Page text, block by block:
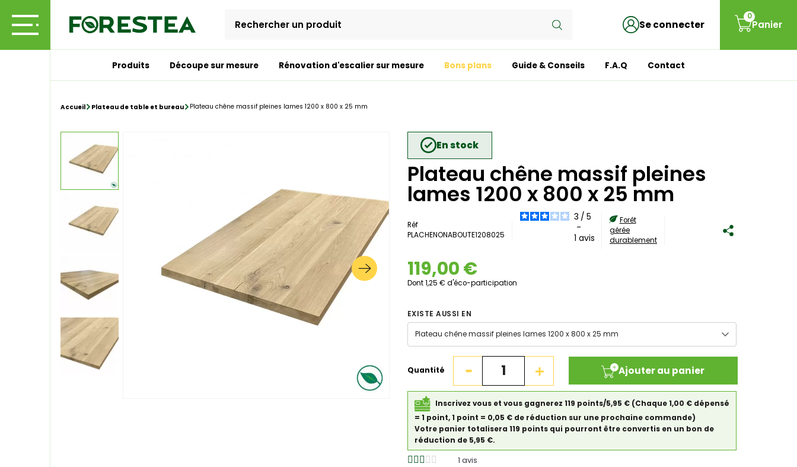
Se connecter
0
Panier
Produits Découpe sur mesure Rénovation d'escalier sur mesure Bons plans Guide & Conseils F.A.Q Contact
Accueil Plateau de table et bureau Plateau chêne massif pleines lames 1200 x 800 x 25 mm
En stock
Plateau chêne massif pleines
lames 1200 x 800 x 25 mm
Réf
PLACHENONABOUTE1208025
3 / 5
-
1 avis
Forêt
gérée
durablement
119,00 €
Dont 1,25 € d'éco-participation
EXISTE AUSSI EN
Quantité Ajouter au panier
Inscrivez vous et vous gagnerez 119 points/5,95 € (Chaque 1,00 € dépensé
= 1 point, 1 point = 0,05 € de réduction sur une prochaine commande)
Votre panier totalisera 119 points qui pourront être convertis en un bon de
réduction de 5,95 €.
1 avis